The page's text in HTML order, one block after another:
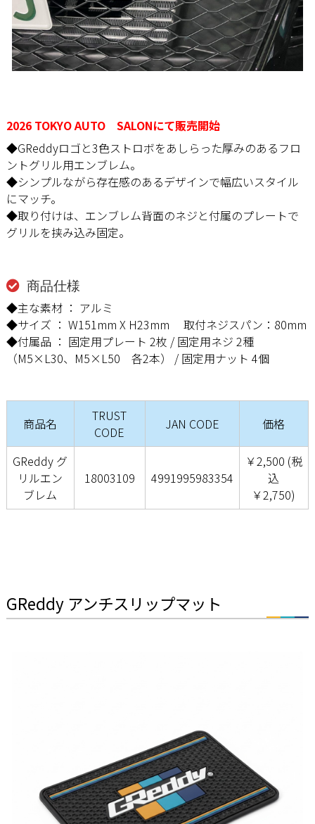
2026 TOKYO AUTO SALONにて販売開始
◆GReddyロゴと3色ストロボをあしらった厚みのあるフロ
ントグリル用エンブレム。
◆シンプルながら存在感のあるデザインで幅広いスタイル
にマッチ。
◆取り付けは、エンブレム背面のネジと付属のプレートで
グリルを挟み込み固定。
商品仕様
◆主な素材 ： アルミ
◆サイズ ： W151mm X H23mm 取付ネジスパン：80mm
◆付属品 ： 固定用プレート 2枚 / 固定用ネジ 2種
（M5×L30、M5×L50 各2本） / 固定用ナット 4個
商品名
TRUST
CODE
JAN CODE 価格
GReddy グ
リルエン
ブレム
18003109 4991995983354
￥2,500 (税
込
￥2,750)
GReddy アンチスリップマット